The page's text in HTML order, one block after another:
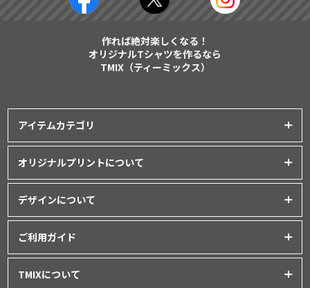
作れば絶対楽しくなる！
オリジナルTシャツを作るなら
TMIX（ティーミックス）
アイテムカテゴリ
ポロシャツ│ スポーツウェア
パーカー・スウェット│ベビー服
バッグ・ポーチ
シャツ│ユニフォーム│パンツ
オリジナルプリントについて
シルクスクリーンプリント
昇華転写プリント
フルグラフィックプリント
デザインについて
デザインシミュレーター
ご利用ガイド
TMIXについて